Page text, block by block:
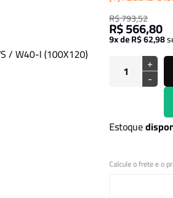
R$ 793,52
R$ 566,80
9x de R$ 62,98
+
-
Estoque
Calcule o frete e o